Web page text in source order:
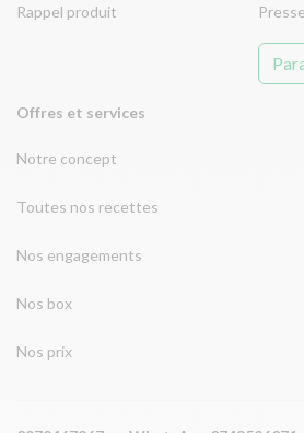
Rappel produit
Offres et services
Notre concept
Toutes nos recettes
Nos engagements
Nos box
Nos prix